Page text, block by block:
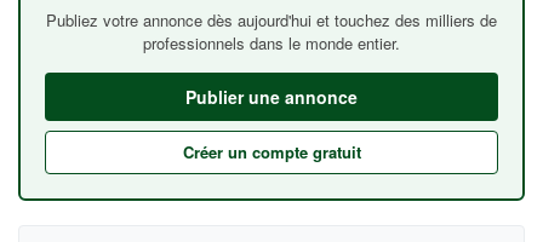
Publiez votre annonce dès aujourd'hui et touchez des milliers de
professionnels dans le monde entier.
Publier une annonce
Créer un compte gratuit